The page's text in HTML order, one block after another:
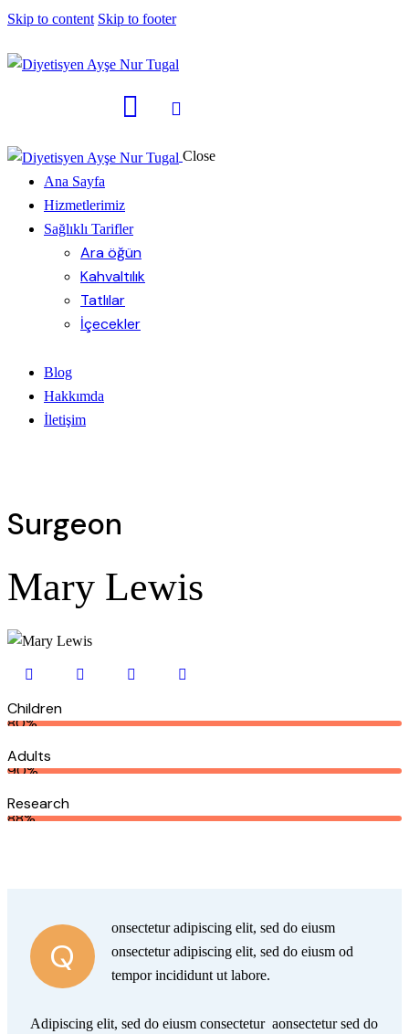
Skip to content Skip to footer
Close
Ana Sayfa
Hizmetlerimiz
Sağlıklı Tarifler
Ara öğün
Kahvaltılık
Tatlılar
İçecekler
Blog
Hakkımda
İletişim
Surgeon
Mary Lewis
Children
80%
Adults
90%
Research
88%
Q
onsectetur adipiscing elit, sed do eiusm
onsectetur adipiscing elit, sed do eiusm od
tempor incididunt ut labore.
Adipiscing elit, sed do eiusm consectetur aonsectetur sed do